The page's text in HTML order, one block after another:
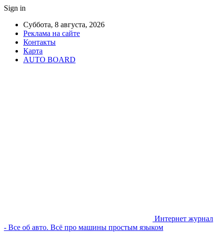
Sign in
Суббота, 8 августа, 2026
Реклама на сайте
Контакты
Карта
AUTO BOARD
Интернет журнал
- Все об авто. Всё про машины простым языком